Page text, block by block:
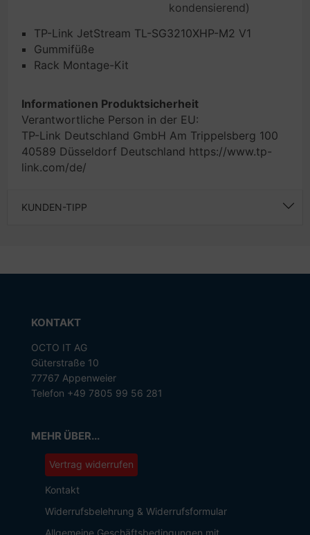
kondensierend)
TP-Link JetStream TL-SG3210XHP-M2 V1
Gummifüße
Rack Montage-Kit
Informationen Produktsicherheit
Verantwortliche Person in der EU:
TP-Link Deutschland GmbH Am Trippelsberg 100
40589 Düsseldorf Deutschland https://www.tp-
link.com/de/
KUNDEN-TIPP
KONTAKT
OCTO IT AG
Güterstraße 10
77767 Appenweier
Telefon +49 7805 99 56 281
MEHR ÜBER...
Vertrag widerrufen
Kontakt
Widerrufsbelehrung & Widerrufsformular
Allgemeine Geschäftsbedingungen mit